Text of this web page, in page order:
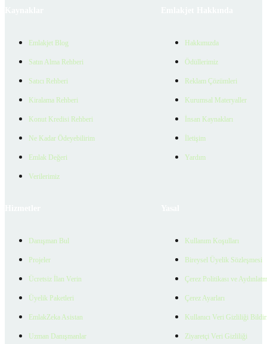
Emlakjet Blog
Satın Alma Rehberi
Satıcı Rehberi
Kiralama Rehberi
Konut Kredisi Rehberi
Ne Kadar Ödeyebilirim
Emlak Değeri
Verilerimiz
Hakkımızda
Ödüllerimiz
Reklam Çözümleri
Kurumsal Materyaller
İnsan Kaynakları
İletişim
Yardım
Danışman Bul
Projeler
Ücretsiz İlan Verin
Üyelik Paketleri
EmlakZeka Asistan
Uzman Danışmanlar
Kullanım Koşulları
Bireysel Üyelik Sözleşmesi
Çerez Politikası ve
Çerez Ayarları
Kullanıcı Veri Gizliliği
Ziyaretçi Veri Gizliliği